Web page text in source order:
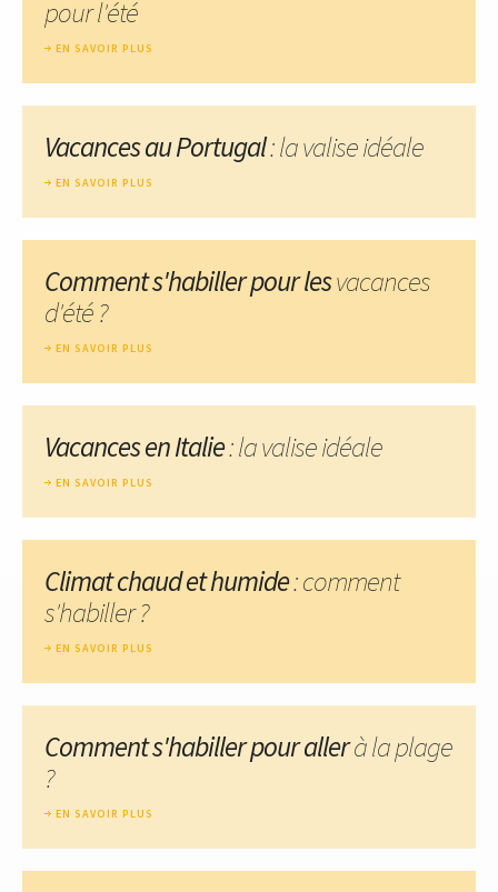
pour l'été
EN SAVOIR PLUS
Vacances au Portugal: la valise idéale
EN SAVOIR PLUS
Comment s'habiller pour lesvacances
d'été ?
EN SAVOIR PLUS
Vacances en Italie: la valise idéale
EN SAVOIR PLUS
Climat chaud et humide: comment
s'habiller ?
EN SAVOIR PLUS
Comment s'habiller pour allerà la plage
?
EN SAVOIR PLUS